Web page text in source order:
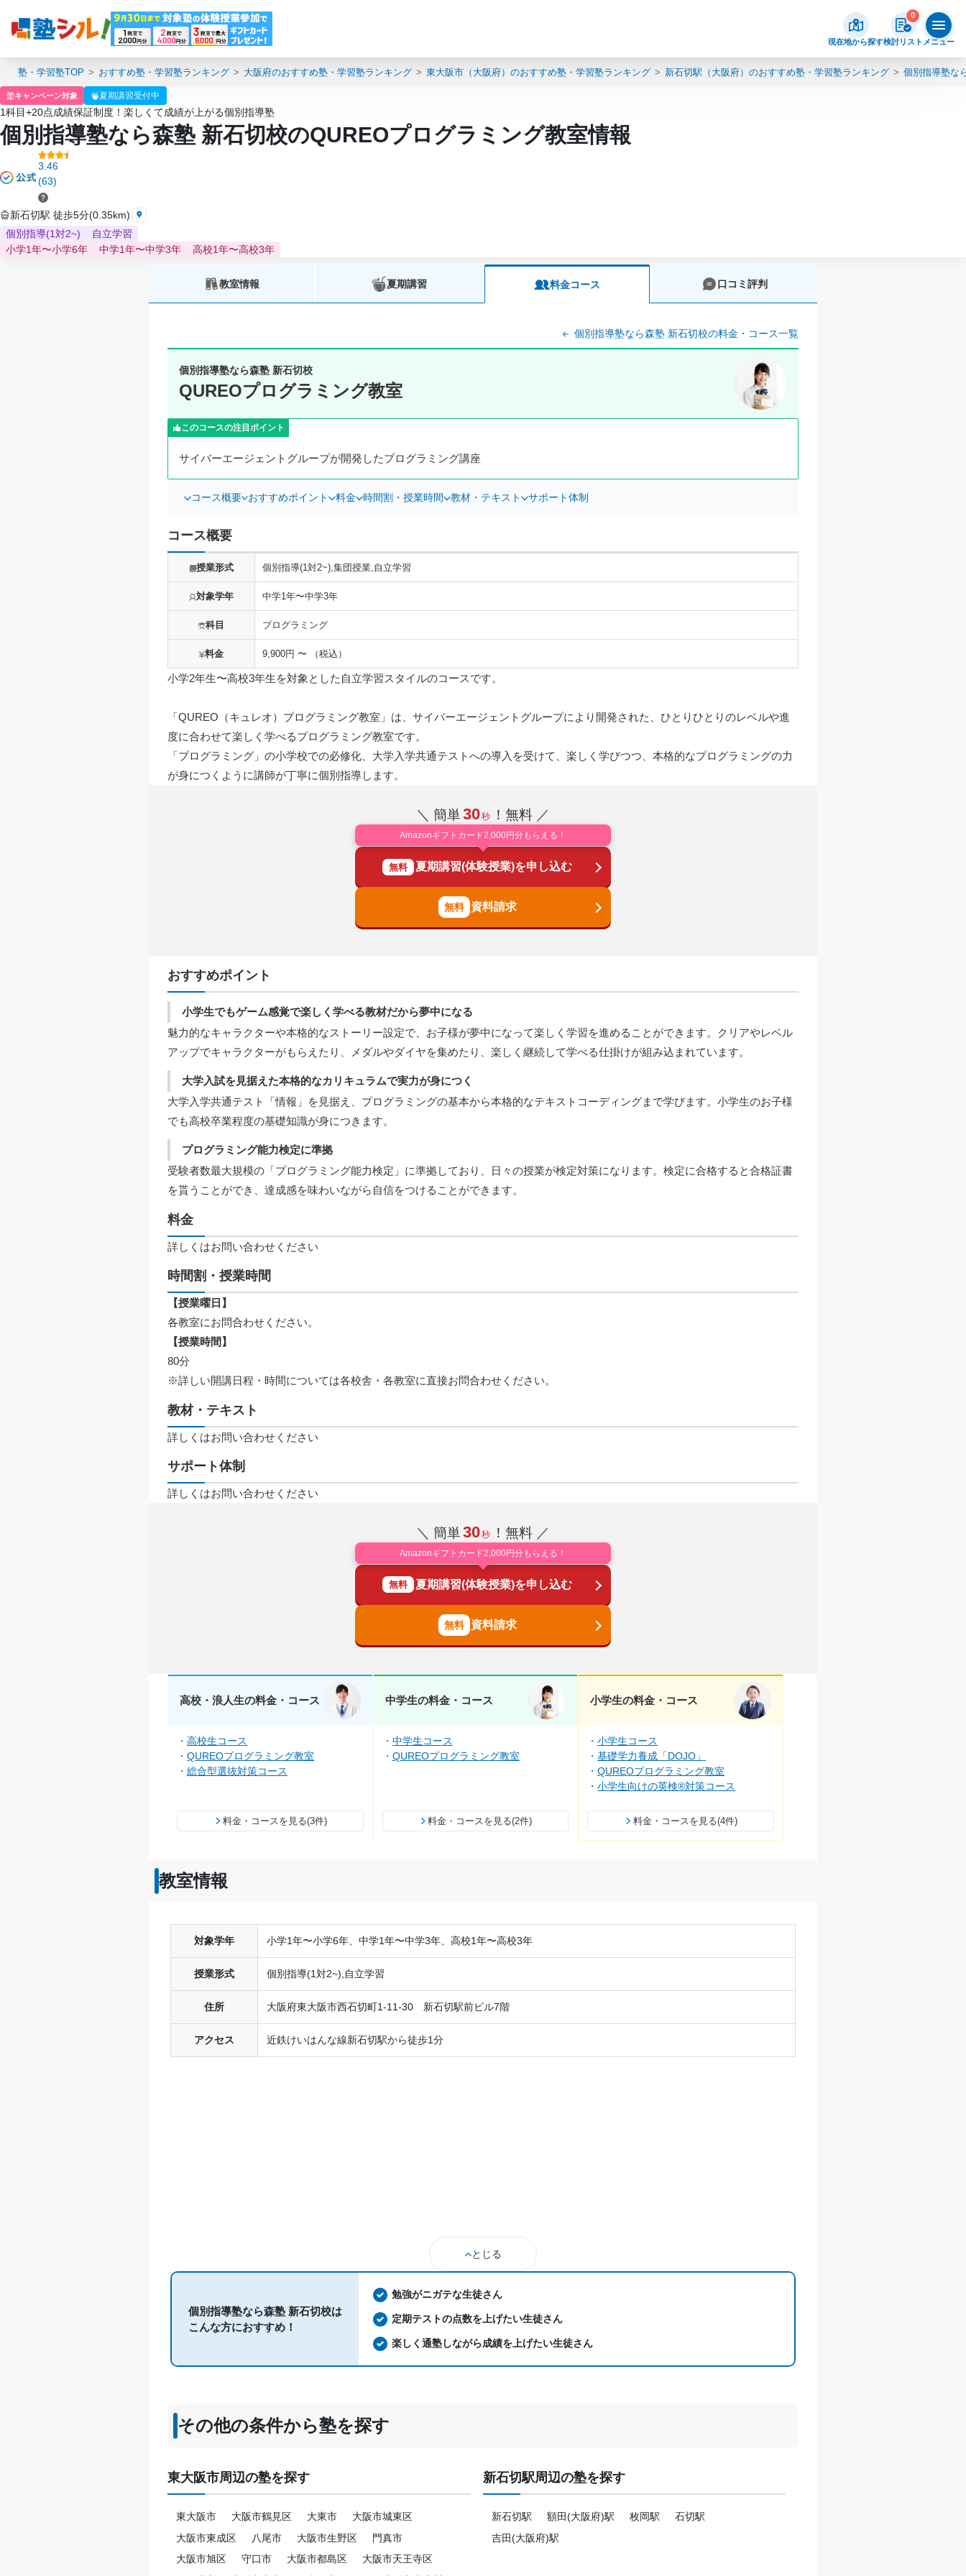
現在地から探す
0
検討リスト メニュー
塾・学習塾TOP おすすめ塾・学習塾ランキング 大阪府のおすすめ塾・学習塾ランキング 東大阪市（大阪府）のおすすめ塾・学習塾ランキング 新石切駅（大阪府）のおすすめ塾・学習塾ランキング 個別指導塾な
キャンペーン対象 夏期講習受付中
1科目+20点成績保証制度！楽しくて成績が上がる個別指導塾
個別指導塾なら森塾 新石切校のQUREOプログラミング教室情報
3.46
(63)
新石切駅 徒歩5分(0.35km)
個別指導(1対2~)
自立学習
小学1年〜小学6年
中学1年〜中学3年 高校1年〜高校3年
教室情報 夏期講習 料金コース 口コミ評判
個別指導塾なら森塾 新石切校の料金・コース一覧
個別指導塾なら森塾 新石切校
QUREOプログラミング教室
このコースの注目ポイント
サイバーエージェントグループが開発したプログラミング講座
コース概要 おすすめポイント 料金 時間割・授業時間 教材・テキスト サポート体制
コース概要
授業形式 個別指導(1対2~),集団授業,自立学習
対象学年 中学1年〜中学3年
科目 プログラミング
料金 9,900円 〜 （税込）
小学2年生〜高校3年生を対象とした自立学習スタイルのコースです。
「QUREO（キュレオ）プログラミング教室」は、サイバーエージェントグループにより開発された、ひとりひとりのレベルや進
度に合わせて楽しく学べるプログラミング教室です。
「プログラミング」の小学校での必修化、大学入学共通テストへの導入を受けて、楽しく学びつつ、本格的なプログラミングの力
が身につくように講師が丁寧に個別指導します。
＼ 簡単30秒 ！無料 ／
Amazonギフトカード2,000円分もらえる！
無料 夏期講習(体験授業)を申し込む
資料請求
おすすめポイント
小学生でもゲーム感覚で楽しく学べる教材だから夢中になる
魅力的なキャラクターや本格的なストーリー設定で、お子様が夢中になって楽しく学習を進めることができます。クリアやレベル
アップでキャラクターがもらえたり、メダルやダイヤを集めたり、楽しく継続して学べる仕掛けが組み込まれています。
大学入試を見据えた本格的なカリキュラムで実力が身につく
大学入学共通テスト「情報」を見据え、プログラミングの基本から本格的なテキストコーディングまで学びます。小学生のお子様
でも高校卒業程度の基礎知識が身につきます。
プログラミング能力検定に準拠
受験者数最大規模の「プログラミング能力検定」に準拠しており、日々の授業が検定対策になります。検定に合格すると合格証書
を貰うことができ、達成感を味わいながら自信をつけることができます。
料金
詳しくはお問い合わせください
時間割・授業時間
【授業曜日】
各教室にお問合わせください。
【授業時間】
80分
※詳しい開講日程・時間については各校舎・各教室に直接お問合わせください。
教材・テキスト
詳しくはお問い合わせください
サポート体制
詳しくはお問い合わせください
＼ 簡単30秒 ！無料 ／
Amazonギフトカード2,000円分もらえる！
無料 夏期講習(体験授業)を申し込む
資料請求
高校・浪人生の料金・コース
高校生コース
QUREOプログラミング教室
総合型選抜対策コース
料金・コースを見る(3件)
中学生の料金・コース
中学生コース
QUREOプログラミング教室
料金・コースを見る(2件)
小学生の料金・コース
小学生コース
基礎学力養成「DOJO」
QUREOプログラミング教室
小学生向けの英検®対策コース
料金・コースを見る(4件)
教室情報
対象学年 小学1年〜小学6年、中学1年〜中学3年、高校1年〜高校3年
授業形式 個別指導(1対2~),自立学習
住所 大阪府東大阪市西石切町1-11-30 新石切駅前ビル7階
アクセス 近鉄けいはんな線新石切駅から徒歩1分
とじる
個別指導塾なら森塾 新石切校は
こんな方におすすめ！
勉強がニガテな生徒さん
定期テストの点数を上げたい生徒さん
楽しく通塾しながら成績を上げたい生徒さん
その他の条件から塾を探す
東大阪市周辺の塾を探す
東大阪市 大阪市鶴見区 大東市
大阪市城東区
大阪市東成区
八尾市 大阪市生野区
門真市
大阪市旭区
守口市 大阪市都島区
大阪市天王寺区
新石切駅周辺の塾を探す
新石切駅 額田(大阪府)駅 枚岡駅
石切駅
吉田(大阪府)駅